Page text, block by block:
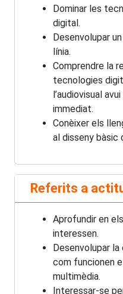
Dominar les
digital.
Desenvolupar
línia.
Comprendre la
tecnologies
l’audiovisual
immediat.
Conèixer els
al disseny bàsic
Referits a
Aprofundir en
interessen.
Desenvolupar
com funcionen
multimèdia.
Interessar-se